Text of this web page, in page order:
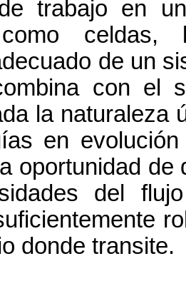
trabajo en
celdas,
de un
con el
la naturaleza
en
oportunidad
del
donde transite.